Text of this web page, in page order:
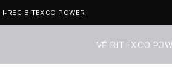
I-REC BITEXCO POWER
VỀ BITEXCO